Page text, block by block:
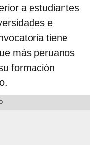
a estudiantes
e
tiene
más peruanos
formación